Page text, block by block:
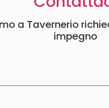
a Tavernerio
impegno